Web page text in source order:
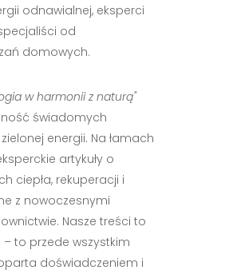
odnawialnej, eksperci
od
domowych.
w harmonii z naturą"
świadomych
energii. Na łamach
artykuły o
ciepła, rekuperacji i
z nowoczesnymi
Nasze treści to
to przede wszystkim
doświadczeniem i